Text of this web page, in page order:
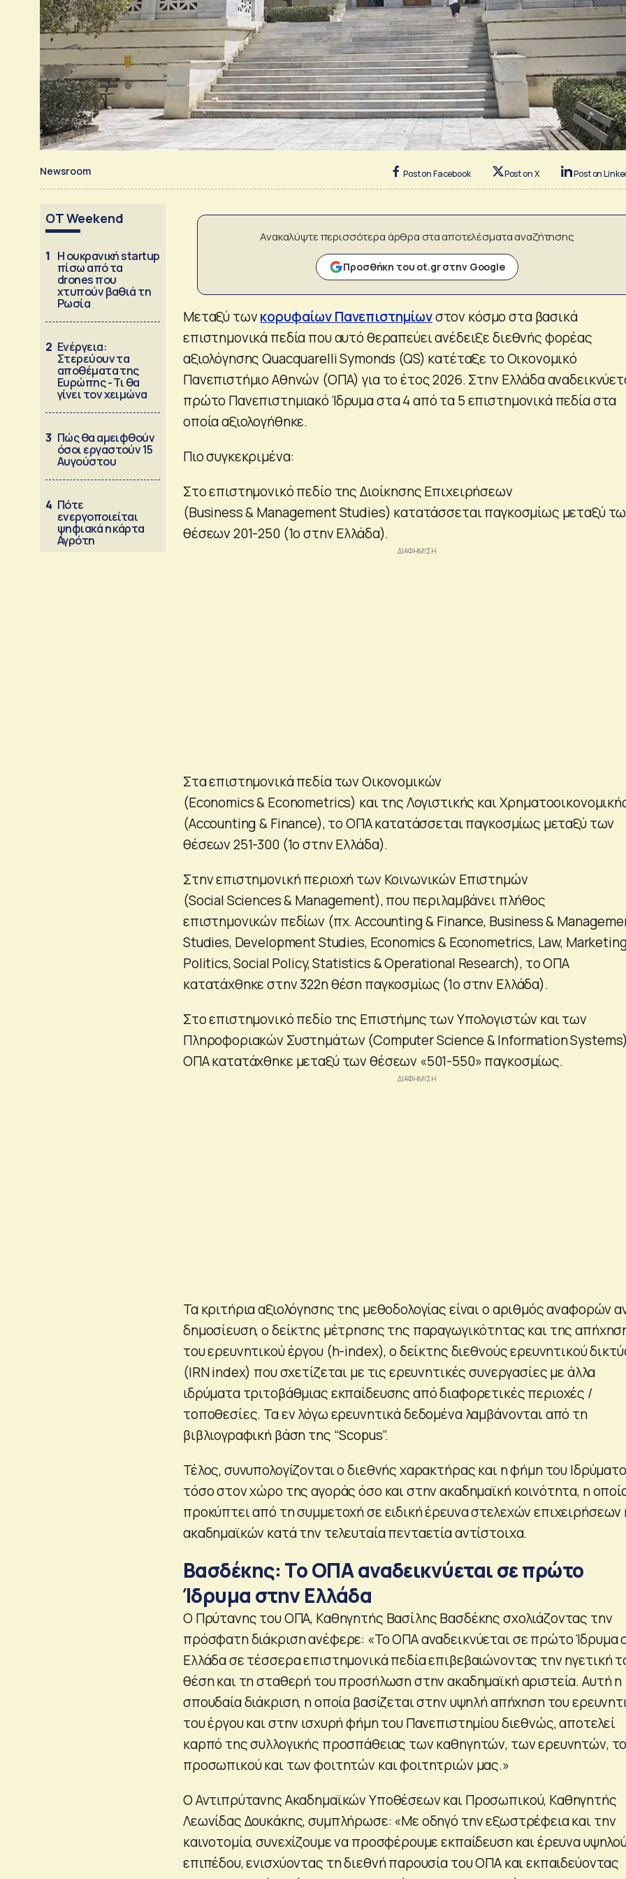
Newsroom Post on Facebook Post on X Post on
OT Weekend
1 Η ουκρανική startup
πίσω από τα
drones που
χτυπούν βαθιά τη
Ρωσία
2 Ενέργεια:
Στερεύουν τα
αποθέματα της
Ευρώπης - Τι θα
γίνει τον χειμώνα
3 Πώς θα αμειφθούν
όσοι εργαστούν 15
Αυγούστου
4 Πότε
ενεργοποιείται
ψηφιακά η κάρτα
Αγρότη
Ανακαλύψτε περισσότερα άρθρα στα αποτελέσματα αναζήτησης
Προσθήκη του ot.gr στην Google
Μεταξύ τωνκορυφαίων Πανεπιστημίωνστον κόσμο στα βασικά
επιστημονικά πεδία που αυτό θεραπεύει ανέδειξε διεθνής φορέας
αξιολόγησης Quacquarelli Symonds (QS) κατέταξε το Οικονομικό
Πανεπιστήμιο Αθηνών (ΟΠΑ) για το έτος 2026. Στην Ελλάδα
πρώτο Πανεπιστημιακό Ίδρυμα στα 4 από τα 5 επιστημονικά πεδία στα
οποία αξιολογήθηκε.
Πιο συγκεκριμένα:
Στο επιστημονικό πεδίο της Διοίκησης Επιχειρήσεων
(Business & Management Studies) κατατάσσεται παγκοσμίως μεταξύ
θέσεων 201-250 (1ο στην Ελλάδα).
Στα επιστημονικά πεδία των Οικονομικών
(Economics & Econometrics) και της Λογιστικής και
(Accounting & Finance), το ΟΠΑ κατατάσσεται παγκοσμίως μεταξύ των
θέσεων 251-300 (1ο στην Ελλάδα).
Στην επιστημονική περιοχή των Κοινωνικών Επιστημών
(Social Sciences & Management), που περιλαμβάνει πλήθος
επιστημονικών πεδίων (πχ. Accounting & Finance, Business &
Studies, Development Studies, Economics & Econometrics, Law,
Politics, Social Policy, Statistics & Operational Research), το ΟΠΑ
κατατάχθηκε στην 322η θέση παγκοσμίως (1ο στην Ελλάδα).
Στο επιστημονικό πεδίο της Επιστήμης των Υπολογιστών και των
Πληροφοριακών Συστημάτων (Computer Science & Information
ΟΠΑ κατατάχθηκε μεταξύ των θέσεων «501-550» παγκοσμίως.
Τα κριτήρια αξιολόγησης της μεθοδολογίας είναι ο αριθμός αναφορών
δημοσίευση, ο δείκτης μέτρησης της παραγωγικότητας και της
του ερευνητικού έργου (h-index), ο δείκτης διεθνούς ερευνητικού
(IRN index) που σχετίζεται με τις ερευνητικές συνεργασίες με άλλα
ιδρύματα τριτοβάθμιας εκπαίδευσης από διαφορετικές περιοχές /
τοποθεσίες. Τα εν λόγω ερευνητικά δεδομένα λαμβάνονται από τη
βιβλιογραφική βάση της “Scopus”.
Τέλος, συνυπολογίζονται ο διεθνής χαρακτήρας και η φήμη του
τόσο στον χώρο της αγοράς όσο και στην ακαδημαϊκή κοινότητα, η
προκύπτει από τη συμμετοχή σε ειδική έρευνα στελεχών επιχειρήσεων
ακαδημαϊκών κατά την τελευταία πενταετία αντίστοιχα.
Βασδέκης: Το ΟΠΑ αναδεικνύεται σε πρώτο
Ίδρυμα στην Ελλάδα
Ο Πρύτανης του ΟΠΑ, Καθηγητής Βασίλης Βασδέκης σχολιάζοντας την
πρόσφατη διάκριση ανέφερε: «Το ΟΠΑ αναδεικνύεται σε πρώτο Ίδρυμα
Ελλάδα σε τέσσερα επιστημονικά πεδία επιβεβαιώνοντας την ηγετική
θέση και τη σταθερή του προσήλωση στην ακαδημαϊκή αριστεία. Αυτή η
σπουδαία διάκριση, η οποία βασίζεται στην υψηλή απήχηση του
του έργου και στην ισχυρή φήμη του Πανεπιστημίου διεθνώς, αποτελεί
καρπό της συλλογικής προσπάθειας των καθηγητών, των ερευνητών,
προσωπικού και των φοιτητών και φοιτητριών μας.»
Ο Αντιπρύτανης Ακαδημαϊκών Υποθέσεων και Προσωπικού, Καθηγητής
Λεωνίδας Δουκάκης, συμπλήρωσε: «Με οδηγό την εξωστρέφεια και την
καινοτομία, συνεχίζουμε να προσφέρουμε εκπαίδευση και έρευνα
επιπέδου, ενισχύοντας τη διεθνή παρουσία του ΟΠΑ και εκπαιδεύοντας